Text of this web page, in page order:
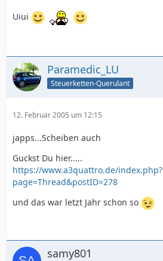
Uiui
Paramedic_LU
Steuerketten-Querulant
12. Februar 2005 um 12:15
japps...Scheiben auch
Guckst Du hier.....
https://www.a3quattro.de/index.php?
page=Thread&postID=278
und das war letzt Jahr schon so
samy801